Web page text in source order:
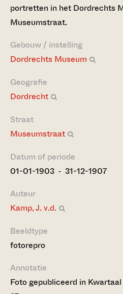
portretten in het Dordrechts
Museumstraat.
Gebouw / instelling
Dordrechts Museum
Geografie
Dordrecht
Straat
Museumstraat
Datum of periode
01-01-1903 ‐ 31-12-1907
Auteur
Kamp, J. v.d.
Beeldtype
fotorepro
Annotatie
Foto gepubliceerd in Kwartaal